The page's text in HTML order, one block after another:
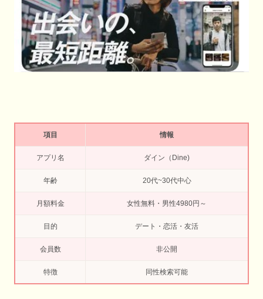
項目 情報
アプリ名 ダイン（Dine)
年齢 20代~30代中心
月額料金 女性無料・男性4980円～
目的 デート・恋活・友活
会員数 非公開
特徴 同性検索可能